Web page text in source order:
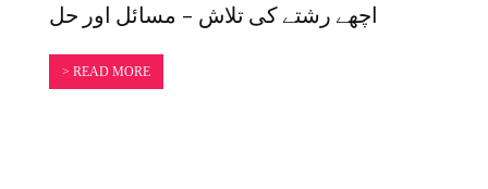
اچھے رشتے کی تلاش – مسائل اور حل
> READ MORE